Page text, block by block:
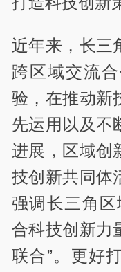
近年来，长三
跨区域交流
验，在推动新
先运用以及不
进展，区域创
技创新共同体
强调长三角区
合科技创新力
联合”。更好